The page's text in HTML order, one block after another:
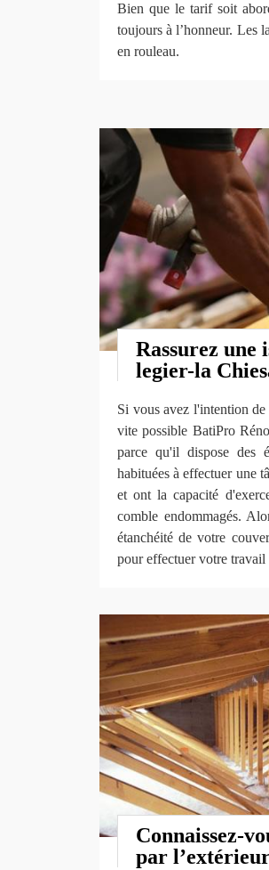
Bien que le tarif soit
toujours à l’honneur. Les
en rouleau.
Rassurez une
legier-la
Si vous avez l'intention
vite possible BatiPro
parce qu'il dispose des
habituées à effectuer une
et ont la capacité
comble endommagés.
étanchéité de votre
pour effectuer votre
Connaissez-
par